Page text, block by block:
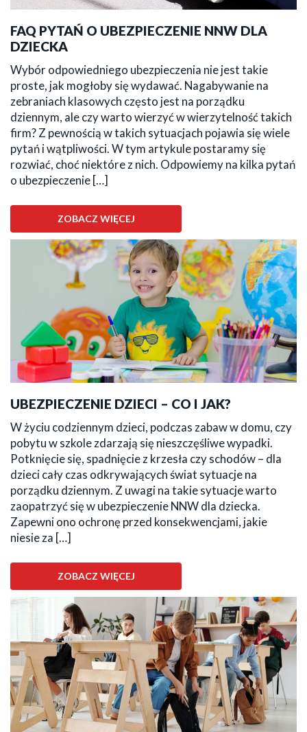
FAQ PYTAŃ O UBEZPIECZENIE NNW DLA
DZIECKA
Wybór odpowiedniego ubezpieczenia nie jest takie
proste, jak mogłoby się wydawać. Nagabywanie na
zebraniach klasowych często jest na porządku
dziennym, ale czy warto wierzyć w wierzytelność takich
firm? Z pewnością w takich sytuacjach pojawia się wiele
pytań i wątpliwości. W tym artykule postaramy się
rozwiać, choć niektóre z nich. Odpowiemy na kilka pytań
o ubezpieczenie […]
ZOBACZ WIĘCEJ
UBEZPIECZENIE DZIECI – CO I JAK?
W życiu codziennym dzieci, podczas zabaw w domu, czy
pobytu w szkole zdarzają się nieszczęśliwe wypadki.
Potknięcie się, spadnięcie z krzesła czy schodów – dla
dzieci cały czas odkrywających świat sytuacje na
porządku dziennym. Z uwagi na takie sytuacje warto
zaopatrzyć się w ubezpieczenie NNW dla dziecka.
Zapewni ono ochronę przed konsekwencjami, jakie
niesie za […]
ZOBACZ WIĘCEJ